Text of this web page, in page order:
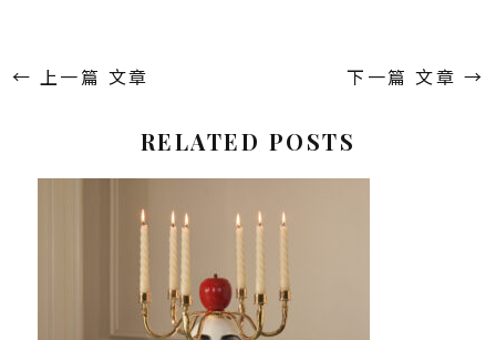
← 上一篇 文章 下一篇 文章 →
RELATED POSTS